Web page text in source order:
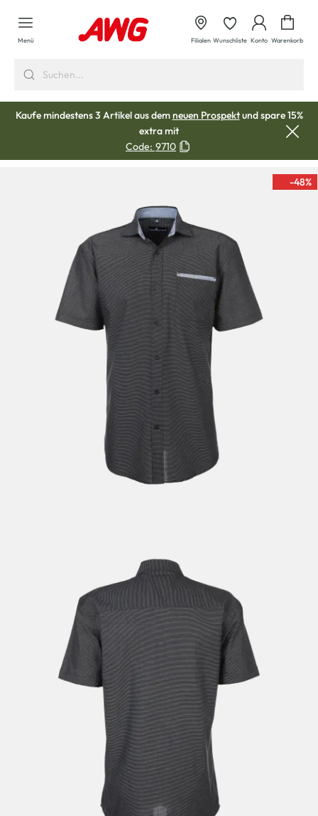
springen
Menü Filialen Wunschliste Konto Warenkorb
Kaufe mindestens 3 Artikel aus demneuen Prospektund spare 15%
extra mit
Code: 9710
-48%